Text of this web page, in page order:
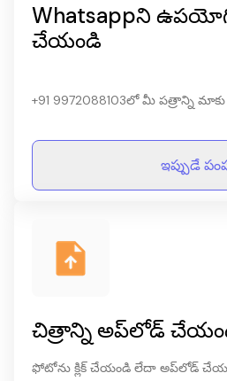
Whatsappని
చేయండి
+91 9972088103లో మీ పత్రాన్ని
ఇప్పుడే
చిత్రాన్ని అప్‌లోడ్
ఫోటోను క్లిక్ చేయండి లేదా అప్‌లోడ్